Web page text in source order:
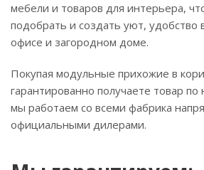
мебели и товаров для интерьера,
подобрать и создать уют, удобство
офисе и загородном доме.
Покупая модульные прихожие в
гарантированно получаете товар
мы работаем со всеми фабрика
официальными дилерами.